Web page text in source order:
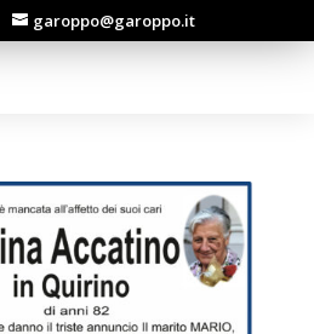
garoppo@garoppo.it